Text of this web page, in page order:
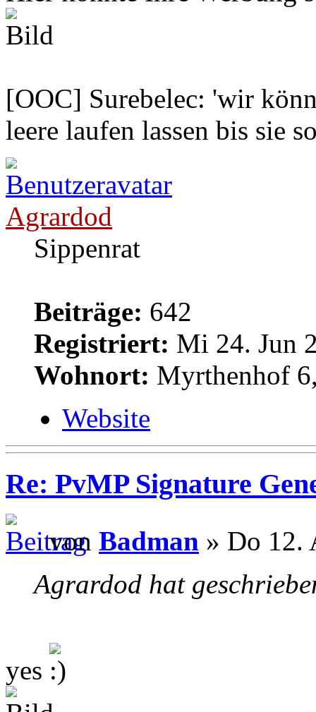
[OOC] Surebelec: 'wir
leere laufen lassen bis sie
Agrardod
Sippenrat
Beiträge: 642
Registriert: Mi 24. Jun
Wohnort: Myrthenhof
Website
Re: PvMP Signature
von Badman » Do 12.
Agrardod hat
yes